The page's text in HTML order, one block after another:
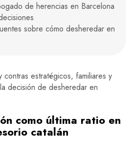
de herencias en Barcelona
sobre cómo desheredar en
contras estratégicos, familiares y
decisión de desheredar en
como última ratio en
catalán